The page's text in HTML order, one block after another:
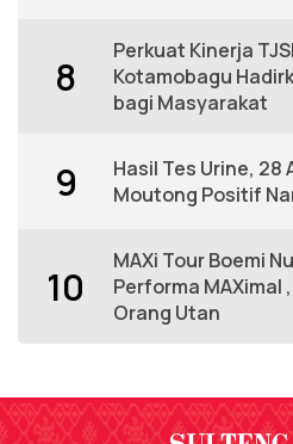
8
Perkuat Kinerja
Kotamobagu
bagi Masyarakat
9
Hasil Tes Urine, 28
Moutong Positif
10
MAXi Tour Boemi
Performa MAXimal
Orang Utan